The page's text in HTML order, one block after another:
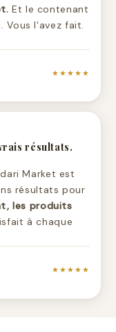
Et le contenant
Vous l'avez fait.
★★★★★
résultats.
Market est
résultats pour
les produits
à chaque
★★★★★